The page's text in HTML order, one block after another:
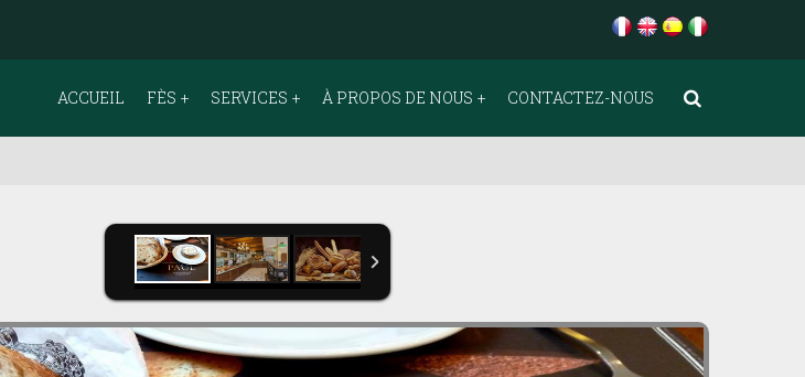
ACCUEIL FÈS SERVICES À PROPOS DE NOUS CONTACTEZ-NOUS